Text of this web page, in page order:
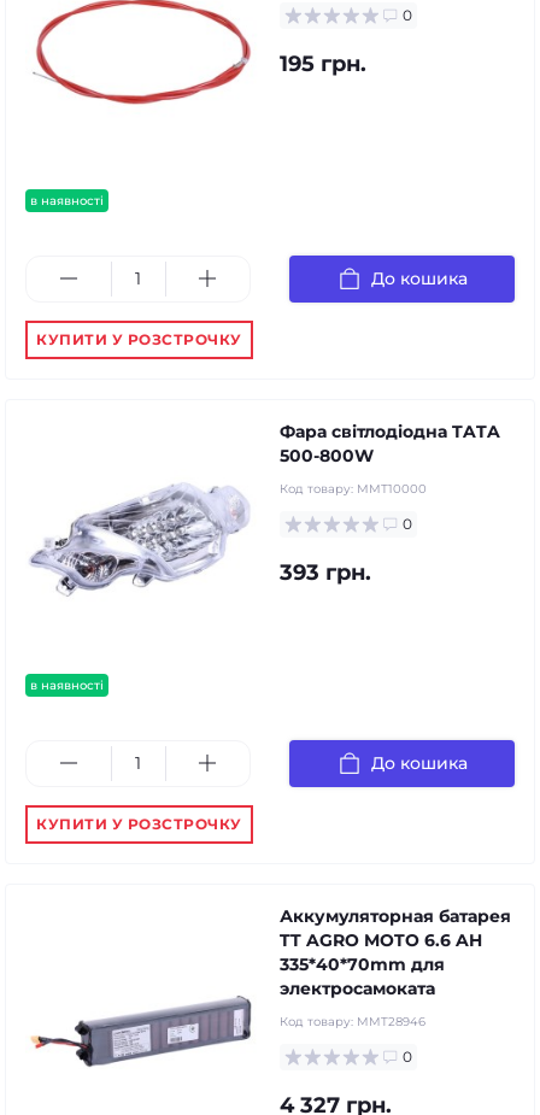
в наявності
0
195 грн.
До кошика
КУПИТИ У РОЗСТРОЧКУ
в наявності
Фара світлодіодна TATA
500-800W
Код товару: ММТ10000
0
393 грн.
До кошика
КУПИТИ У РОЗСТРОЧКУ
Аккумуляторная батарея
TT AGRO MOTO 6.6 AH
335*40*70mm для
электросамоката
Код товару: MMT28946
0
4 327 грн.